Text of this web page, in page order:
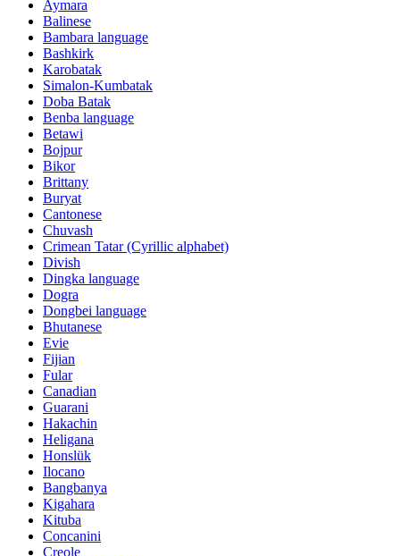
Aymara
Balinese
Bambara language
Bashkirk
Karobatak
Simalon-Kumbatak
Doba Batak
Benba language
Betawi
Bojpur
Bikor
Brittany
Buryat
Cantonese
Chuvash
Crimean Tatar (Cyrillic alphabet)
Divish
Dingka language
Dogra
Dongbei language
Bhutanese
Evie
Fijian
Fular
Canadian
Guarani
Hakachin
Heligana
Honslük
Ilocano
Bangbanya
Kigahara
Kituba
Concanini
Creole